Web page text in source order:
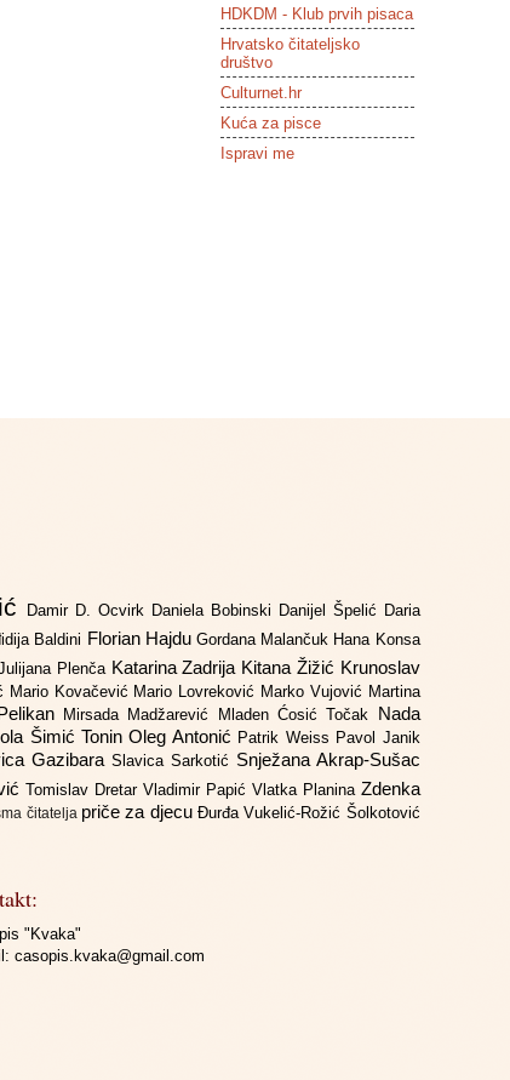
HDKDM - Klub prvih pisaca
Hrvatsko čitateljsko
društvo
Culturnet.hr
Kuća za pisce
Ispravi me
Damir D. Ocvirk Daniela Bobinski Danijel Špelić Daria
Baldini Florian Hajdu Gordana Malančuk Hana Konsa
Plenča Katarina Zadrija Kitana Žižić Krunoslav
Mario Kovačević Mario Lovreković Marko Vujović Martina
Mirsada Madžarević Mladen Ćosić Točak
Nada
Šimić ToninOleg Antonić Patrik Weiss Pavol Janik
GazibaraSlavica Sarkotić Snježana Akrap-Sušac
Tomislav Dretar Vladimir Papić Vlatka Planina Zdenka
čitatelja priče za djecu Đurđa Vukelić-Rožić Šolkotović
"Kvaka"
casopis.kvaka@gmail.com